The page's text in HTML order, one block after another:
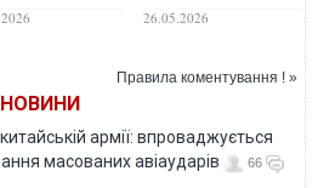
очорнити
26.05.2026
Правила коментування ! »
НОВИНИ
армії: впроваджується
масованих авіаударів
66